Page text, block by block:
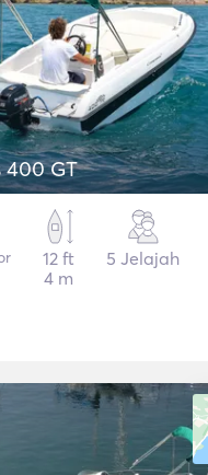
400 GT
12 ft
4 m
5 Jelajah